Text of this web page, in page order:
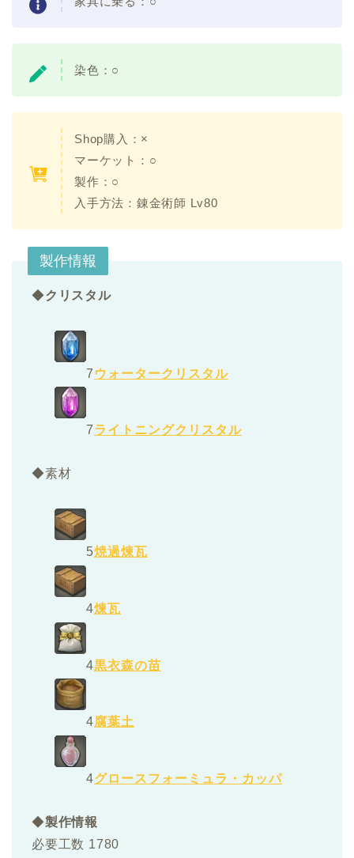
染色：○
Shop購入：×
マーケット：○
製作：○
入手方法：錬金術師 Lv80
製作情報
◆クリスタル
7 ウォータークリスタル
7ライトニングクリスタル
◆素材
5焼過煉瓦
4煉瓦
4黒衣森の苗
4腐葉土
4グロースフォーミュラ・カッパ
◆製作情報
必要工数 1780